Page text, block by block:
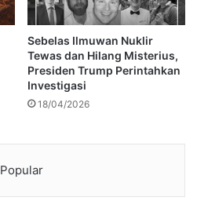
Sebelas Ilmuwan Nuklir
Tewas dan Hilang Misterius,
Presiden Trump Perintahkan
Investigasi
18/04/2026
Popular